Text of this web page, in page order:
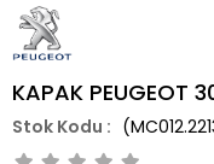
KAPAK PEUGEOT